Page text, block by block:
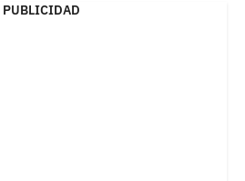
PUBLICIDAD